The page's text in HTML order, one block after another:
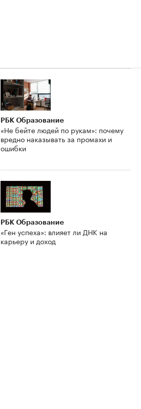
РБК Образование
«Не бейте людей по рукам»: почему
вредно наказывать за промахи и
ошибки
РБК Образование
«Ген успеха»: влияет ли ДНК на
карьеру и доход